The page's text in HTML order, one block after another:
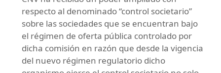
respecto al denominado “control societario”
sobre las sociedades que se encuentran bajo
el régimen de oferta pública controlado por
dicha comisión en razón que desde la vigencia
del nuevo régimen regulatorio dicho